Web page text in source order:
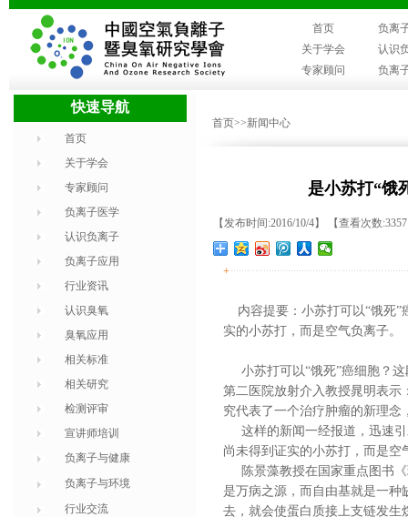
首页
负离
关于学会
认识
专家顾问
负离
快速导航
首页
关于学会
专家顾问
负离子医学
认识负离子
负离子应用
行业资讯
认识臭氧
臭氧应用
相关标准
相关研究
检测评审
宣讲师培训
负离子与健康
负离子与环境
行业交流
首页>>新闻中心
是小苏打“饿
【发布时间:2016/10/4】 【查看次数
+
内容提要：小苏打可以“饿死”
实的小苏打，而是空气负离子。
小苏打可以“饿死”癌细胞？这
第二医院放射介入教授晁明表示
究代表了一个治疗肿瘤的新理
这样的新闻一经报道，迅速引
尚未得到证实的小苏打，而是空
陈景藻教授在国家重点图书《
是万病之源，而自由基就是一种
去，就会使蛋白质接上支链发生